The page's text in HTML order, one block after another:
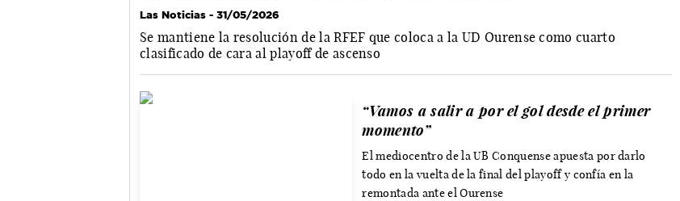
Las Noticias - 31/05/2026
Se mantiene la resolución de la RFEF que coloca a la UD Ourense como cuarto
clasificado de cara al playoff de ascenso
“Vamos a salir a por el gol desde el primer
momento”
El mediocentro de la UB Conquense apuesta por darlo
todo en la vuelta de la final del playoff y confía en la
remontada ante el Ourense